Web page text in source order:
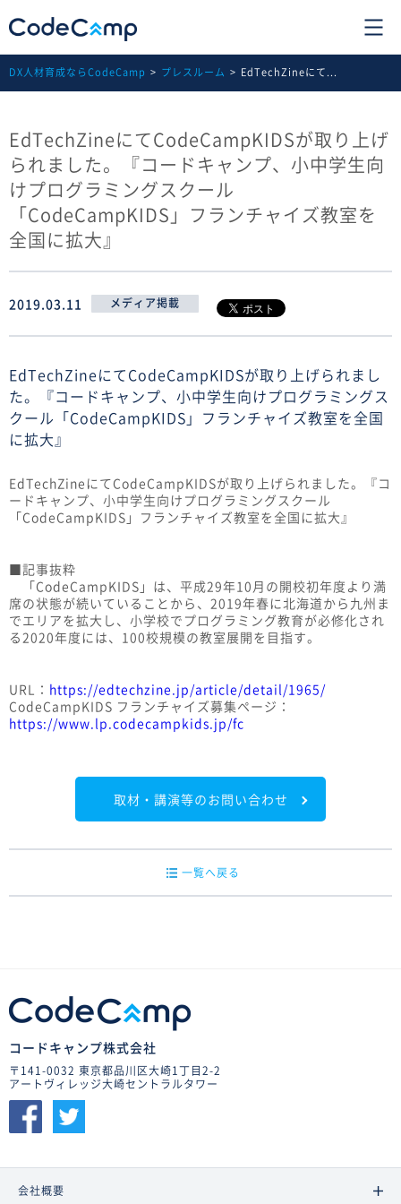
DX人材育成ならCodeCamp プレスルーム EdTechZineにて...
EdTechZineにてCodeCampKIDSが取り上げ
られました。『コードキャンプ、小中学生向
けプログラミングスクール
「CodeCampKIDS」フランチャイズ教室を
全国に拡大』
2019.03.11 メディア掲載
EdTechZineにてCodeCampKIDSが取り上げられまし
た。『コードキャンプ、小中学生向けプログラミングス
クール「CodeCampKIDS」フランチャイズ教室を全国
に拡大』
EdTechZineにてCodeCampKIDSが取り上げられました。『コ
ードキャンプ、小中学生向けプログラミングスクール
「CodeCampKIDS」フランチャイズ教室を全国に拡大』
■記事抜粋
「CodeCampKIDS」は、平成29年10月の開校初年度より満
席の状態が続いていることから、2019年春に北海道から九州ま
でエリアを拡大し、小学校でプログラミング教育が必修化され
る2020年度には、100校規模の教室展開を目指す。
URL： https://edtechzine.jp/article/detail/1965/
CodeCampKIDS フランチャイズ募集ページ：
https://www.lp.codecampkids.jp/fc
取材・講演等のお問い合わせ
一覧へ戻る
コードキャンプ株式会社
〒141-0032 東京都品川区大崎1丁目2-2
アートヴィレッジ大崎セントラルタワー
会社概要